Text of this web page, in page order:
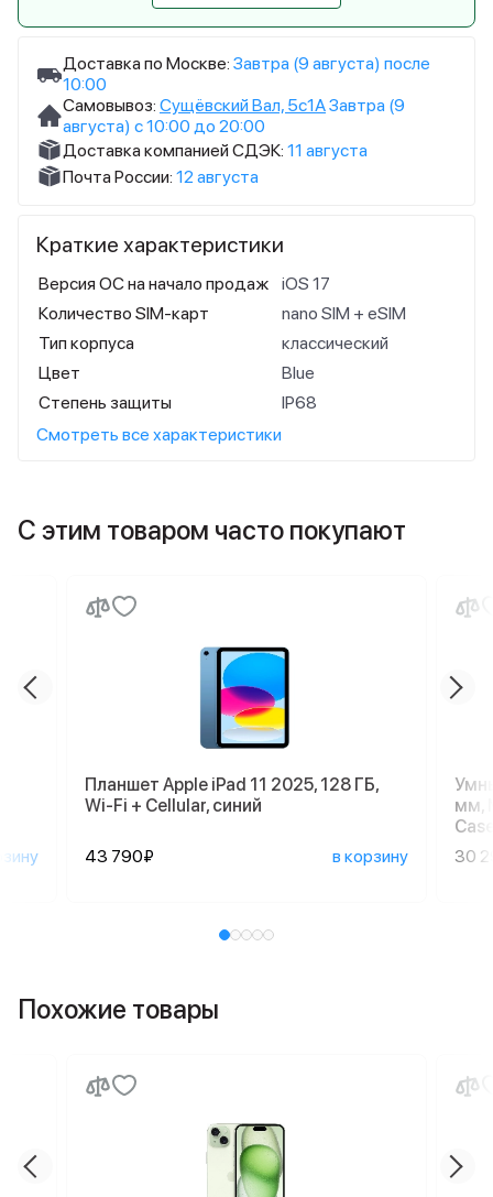
Доставка по Москве: Завтра (9 августа) после
10:00
Самовывоз: Сущёвский Вал, 5с1АЗавтра (9
августа) с 10:00 до 20:00
Доставка компанией СДЭК: 11 августа
Почта России: 12 августа
Краткие характеристики
Версия ОС на начало продаж
iOS 17
Количество SIM-карт
nano SIM + eSIM
Тип корпуса
классический
Цвет
Blue
Степень защиты
IP68
Смотреть все характеристики
С этим товаром часто покупают
Планшет Apple iPad 11 2025, 128 ГБ,
Wi-Fi + Cellular, синий
43 790₽ в корзину
мм,
30
Похожие товары